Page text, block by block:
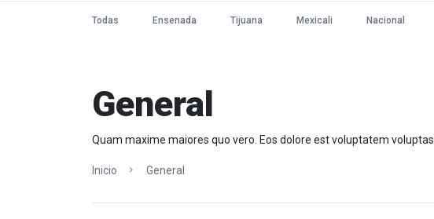
Todas Ensenada Tijuana Mexicali Nacional
General
Quam maxime maiores quo vero. Eos dolore est voluptatem voluptas.
Inicio General